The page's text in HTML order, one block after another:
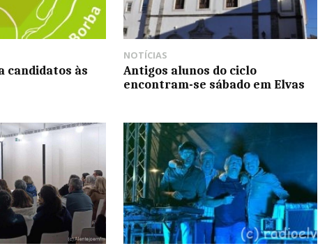
candidatos às
NOTÍCIAS
Antigos alunos do ciclo
encontram-se sábado em Elvas